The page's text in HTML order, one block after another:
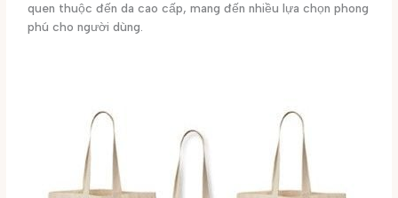
quen thuộc đến da cao cấp, mang đến nhiều lựa chọn phong
phú cho người dùng.